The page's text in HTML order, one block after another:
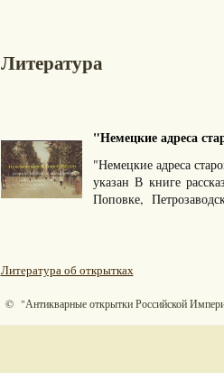
Литература
"Немецкие адреса
"Немецкие адреса
указан В книге
Поповке,
Литература об открытках
© "Антикварные открытки Российской